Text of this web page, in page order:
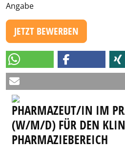
Angabe
JETZT BEWERBEN
PHARMAZEUT/IN IM
(W/M/D) FÜR DEN
PHARMAZIEBEREICH